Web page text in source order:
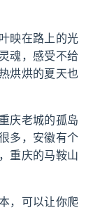
映在路上的光
魂，感受不给
烘烘的夏天也
庆老城的孤岛
多，安徽有个
重庆的马鞍山
，可以让你爬